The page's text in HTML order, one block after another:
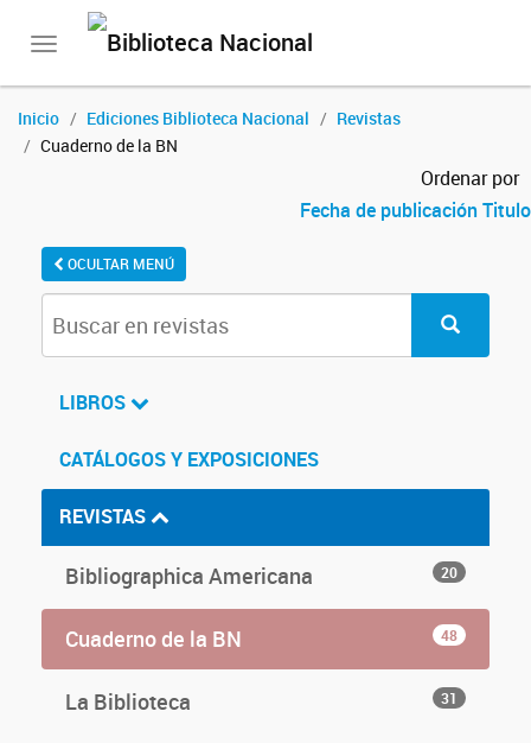
Toggle
Inicio Ediciones Biblioteca Nacional
Revistas
Cuaderno de la BN
Ordenar por
Fecha de publicaciónTitulo
OCULTAR MENÚ
LIBROS
CATÁLOGOS Y EXPOSICIONES
REVISTAS
Bibliographica Americana 20
Cuaderno de la BN 48
La Biblioteca 31